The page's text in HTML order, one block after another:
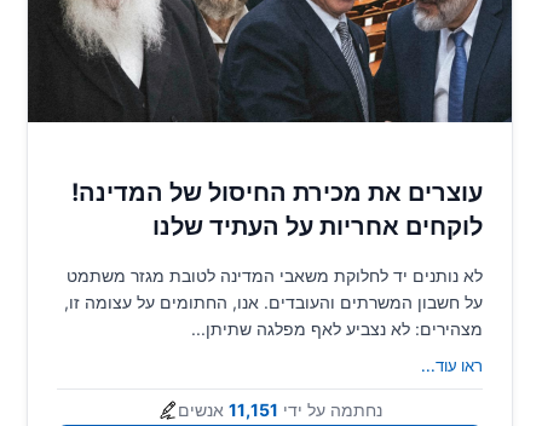
עוצרים את מכירת החיסול של המדינה!
לוקחים אחריות על העתיד שלנו
לא נותנים יד לחלוקת משאבי המדינה לטובת מגזר משתמט
על חשבון המשרתים והעובדים. אנו, החתומים על עצומה זו,
מצהירים: לא נצביע לאף מפלגה שתיתן...
ראו עוד...
נחתמה על ידי 11,151 אנשים